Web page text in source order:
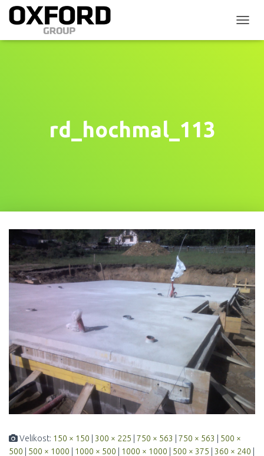
Ř
rd_hochmal_113
Velikost: 150 × 150 | 300 × 225 | 750 × 563 | 750 × 563 | 500 ×
500 | 500 × 1000 | 1000 × 500 | 1000 × 1000 | 500 × 375 | 360 × 240 |